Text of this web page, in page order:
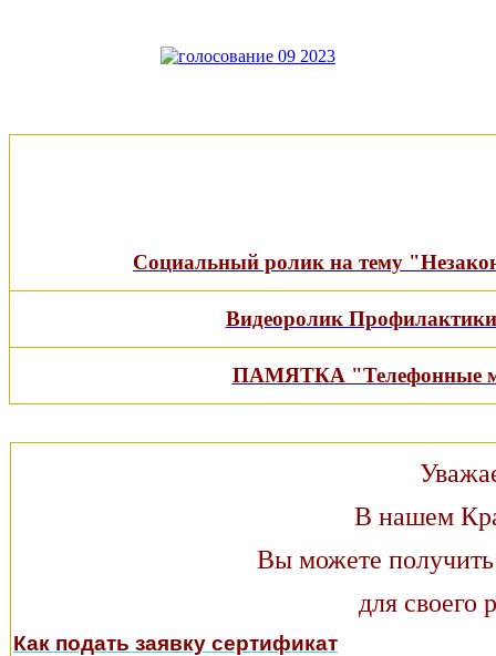
Социальный ролик на тему
Видеоролик
ПАМЯТКА "Телефонные
В нашем
Вы можете получить
для своего
Как подать заявку сертификат